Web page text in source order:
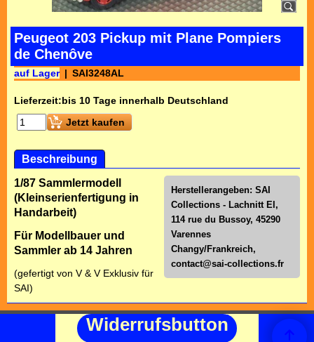
Peugeot 203 Pickup mit Plane Pompiers
de Chenôve
auf Lager SAI3248AL
Lieferzeit:bis 10 Tage innerhalb Deutschland
Jetzt kaufen
Beschreibung
Herstellerangeben: SAI
Collections - Lachnitt El,
114 rue du Bussoy, 45290
Varennes
Changy/Frankreich,
contact@sai-collections.fr
1/87 Sammlermodell
(Kleinserienfertigung in
Handarbeit)
Für Modellbauer und
Sammler ab 14 Jahren
(gefertigt von V & V Exklusiv für
SAI)
Widerrufsbutton